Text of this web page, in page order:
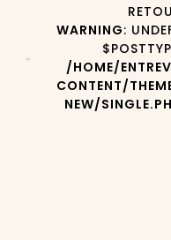
WARNING:
/HOME/
CONTENT/
NEW/